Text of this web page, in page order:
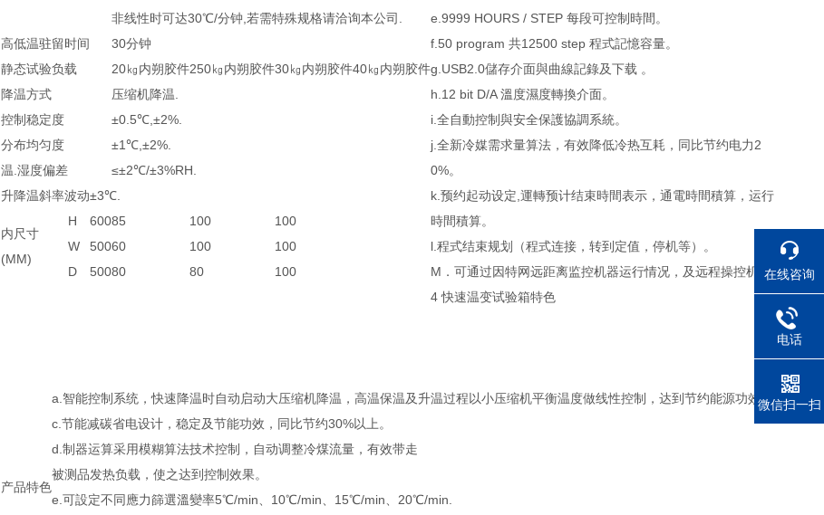
非线性时可达30℃/分钟,若需特殊规格请洽询本公司.
高低温驻留时间
30分钟
静态试验负载
20㎏内朔胶件250㎏内朔胶件30㎏内朔胶件40㎏内朔胶件
降温方式
压缩机降温.
控制稳定度
±0.5℃,±2%.
分布均匀度
±1℃,±2%.
温.湿度偏差
≤±2℃/±3%RH.
升降温斜率波动±3℃.
内尺寸
(MM)
H 60085 100
100
W
50060 100
100
D
50080 80 100
e.9999 HOURS / STEP 每段可控制時間。
f.50 program 共12500 step 程式記憶容量。
g.USB2.0儲存介面與曲線記錄及下载 。
h.12 bit D/A 溫度濕度轉換介面。
i.全自動控制與安全保護協調系統。
j.全新冷媒需求量算法，有效降低冷热互耗，同比节约电力2
0%。
k.预约起动设定,運轉预计结束時間表示，通電時間積算，运行
時間積算。
l.程式结束规划（程式连接，转到定值，停机等）。
M．可通过因特网远距离监控机器运行情况，及远程操控机器。
4 快速温变试验箱特色
产品特色
a.智能控制系统，快速降温时自动启动大压缩机降温，高温保温及升温过程以小压缩机平衡温度做线性控制，达到节约能源功效。
c.节能减碳省电设计，稳定及节能功效，同比节约30%以上。
d.制器运算采用模糊算法技术控制，自动调整冷煤流量，有效带走
被测品发热负载，使之达到控制效果。
e.可設定不同應力篩選溫變率5℃/min、10℃/min、15℃/min、20℃/min.
在线咨询
电话
微信扫一扫